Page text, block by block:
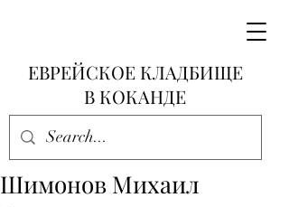
ЕВРЕЙСКОЕ КЛАДБИЩЕ
В КОКАНДЕ
Шимонов Михаил